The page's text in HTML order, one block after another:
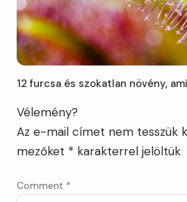
12 furcsa és szokatlan növény,
Vélemény?
Az e-mail címet nem tesszük
mezőket * karakterrel jelöltük
Comment *